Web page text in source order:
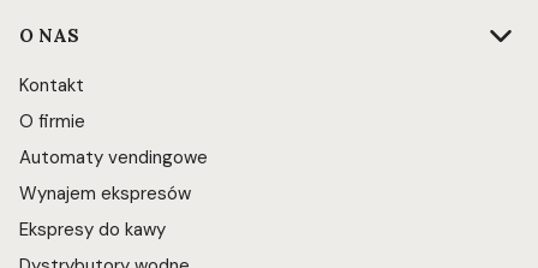
O NAS
Kontakt
O firmie
Automaty vendingowe
Wynajem ekspresów
Ekspresy do kawy